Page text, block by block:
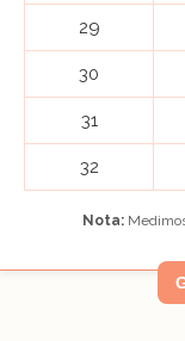
29
30
31
32
Nota: